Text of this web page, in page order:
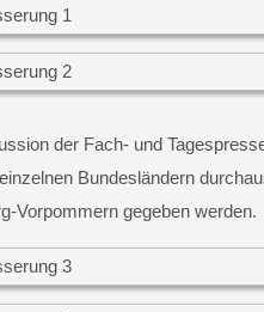
der Fach- und
Bundesländern
Vorpommern gegeben werden.